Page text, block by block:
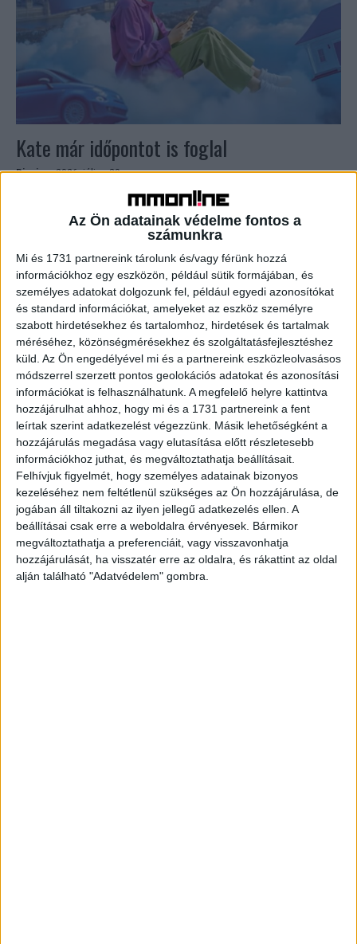
Az Ön adatainak védelme fontos a
számunkra
Mi és 1731 partnereink tárolunk és/vagy férünk hozzá
információkhoz egy eszközön, például sütik formájában, és
személyes adatokat dolgozunk fel, például egyedi azonosítókat
és standard információkat, amelyeket az eszköz személyre
szabott hirdetésekhez és tartalomhoz, hirdetések és tartalmak
méréséhez, közönségmérésekhez és szolgáltatásfejlesztéshez
küld. Az Ön engedélyével mi és a partnereink eszközleolvasásos
módszerrel szerzett pontos geolokációs adatokat és azonosítási
információkat is felhasználhatunk. A megfelelő helyre kattintva
hozzájárulhat ahhoz, hogy mi és a 1731 partnereink a fent
leírtak szerint adatkezelést végezzünk. Másik lehetőségként a
hozzájárulás megadása vagy elutasítása előtt részletesebb
információkhoz juthat, és megváltoztathatja beállításait.
Felhívjuk figyelmét, hogy személyes adatainak bizonyos
kezeléséhez nem feltétlenül szükséges az Ön hozzájárulása, de
jogában áll tiltakozni az ilyen jellegű adatkezelés ellen. A
beállításai csak erre a weboldalra érvényesek. Bármikor
megváltoztathatja a preferenciáit, vagy visszavonhatja
hozzájárulását, ha visszatér erre az oldalra, és rákattint az oldal
alján található "Adatvédelem" gombra.
Kate már időpontot is foglal
Biznisz 2026. július 29.
A K&H tovább bővítette digitális pénzügyi asszisztense,
Kate szolgáltatásait: a K&H mobilbankban már
beazonosított időpontfoglalás is elérhető. „A digitális
fejlesztéseink során abból indulunk ki, hogy...
A ChatGPT-n keresztül is elérhető a Bolt
Biznisz 2026. július 29.
A szolgáltatás egy időben indul el az Európai Unióban, az
Egyesült Királyságban, Svájcban, Norvégiában, Ukrajnában
és Azerbajdzsánban, vagyis minden olyan piacon, ahol a
Bolt...